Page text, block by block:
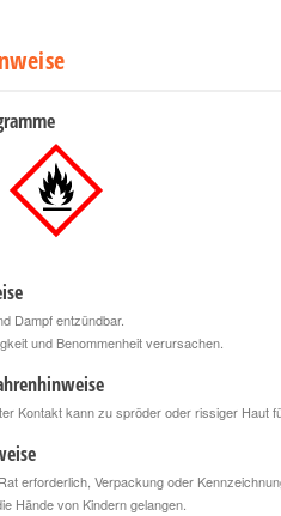
Dampf entzündbar.
und Benommenheit verursachen.
Kontakt kann zu spröder oder rissiger Haut
erforderlich, Verpackung oder
Hände von Kindern gelangen.